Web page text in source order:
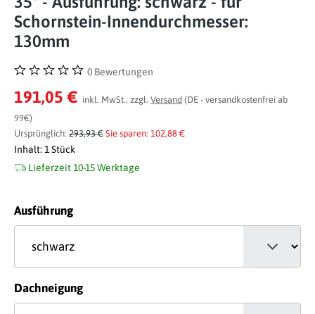
Schornstein-Innendurchmesser:
130mm
Durchschnittliche Bewertung von 0 von 5 Sternen
0 Bewertungen
191,05 € inkl. MwSt., zzgl. Versand (DE - versandkostenfrei ab
99€)
Ursprünglich: 293,93 € Sie sparen: 102,88 €
Inhalt: 1 Stück
Lieferzeit 10-15 Werktage
Ausführungauswählen
Dachneigungauswählen